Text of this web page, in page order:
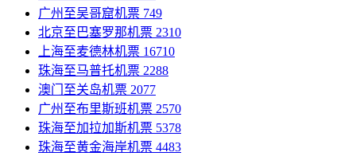
广州至吴哥窟机票 749
北京至巴塞罗那机票 2310
上海至麦德林机票 16710
珠海至马普托机票 2288
澳门至关岛机票 2077
广州至布里斯班机票 2570
珠海至加拉加斯机票 5378
珠海至黄金海岸机票 4483